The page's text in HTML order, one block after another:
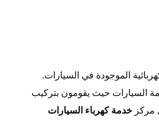
الموجودة في السيارات.
السيارات حيث يقومون بتركيب
مركز خدمة كهرباء السيارات